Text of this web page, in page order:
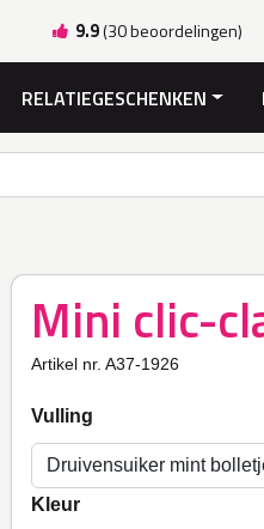
9.9(30 beoordelingen)
RELATIEGESCHENKEN
Mini clic-
Artikel nr. A37-1926
Vulling
Kleur